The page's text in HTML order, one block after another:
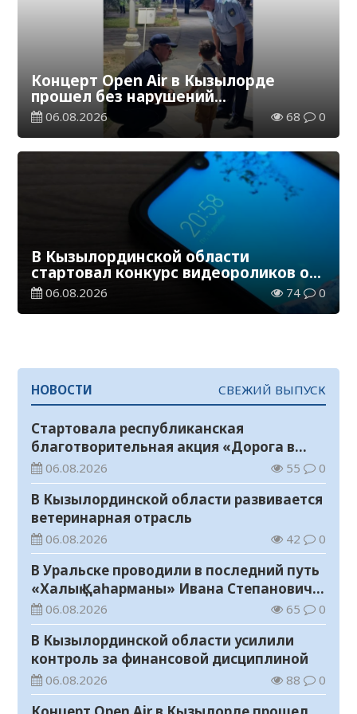
Концерт Open Air в Кызылорде
прошел без нарушений
общественного порядка
06.08.2026 68 0
В Кызылординской области
стартовал конкурс видеороликов о
семейных ценностях и Конституции
06.08.2026 74 0
НОВОСТИ СВЕЖИЙ ВЫПУСК
Стартовала республиканская
благотворительная акция «Дорога в
школу»
06.08.2026 55 0
В Кызылординской области развивается
ветеринарная отрасль
06.08.2026 42 0
В Уральске проводили в последний путь
«Халық Қаһарманы» Ивана Степановича
Гапича
06.08.2026 65 0
В Кызылординской области усилили
контроль за финансовой дисциплиной
06.08.2026 88 0